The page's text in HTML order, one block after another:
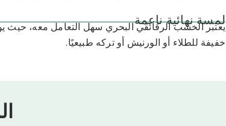
لمسة نهائية ناعمة
يعتبر الخشب الرقائقي البحري سهل التعامل معه، حيث
خفيفة للطلاء أو الورنيش أو تركه طبيعيًا.